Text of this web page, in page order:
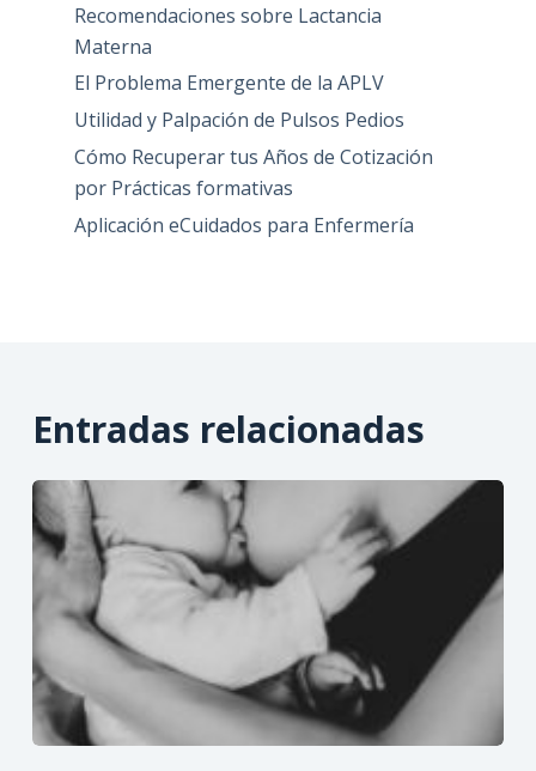
Recomendaciones sobre Lactancia
Materna
El Problema Emergente de la APLV
Utilidad y Palpación de Pulsos Pedios
Cómo Recuperar tus Años de Cotización
por Prácticas formativas
Aplicación eCuidados para Enfermería
Entradas relacionadas